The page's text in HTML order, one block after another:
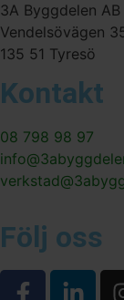
3A Byggdelen AB
Vendelsövägen
135 51 Tyresö
Kontakt
08 798 98 97
Följ oss